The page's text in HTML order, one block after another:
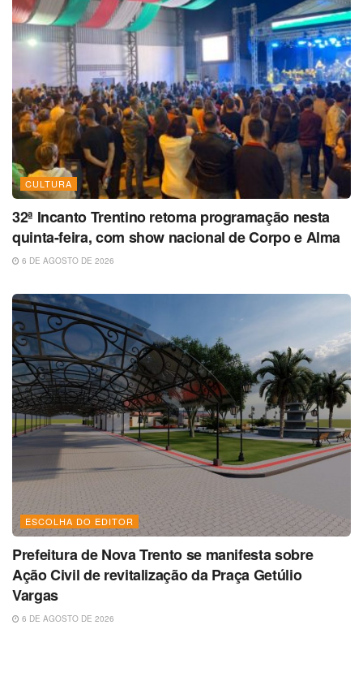
CULTURA
32ª Incanto Trentino retoma programação nesta
quinta-feira, com show nacional de Corpo e Alma
6 DE AGOSTO DE 2026
ESCOLHA DO EDITOR
Prefeitura de Nova Trento se manifesta sobre
Ação Civil de revitalização da Praça Getúlio
Vargas
6 DE AGOSTO DE 2026